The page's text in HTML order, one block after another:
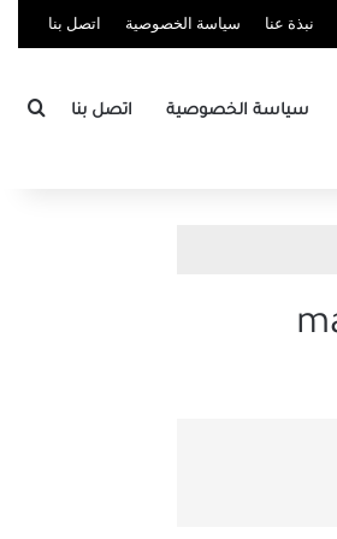
نبذة عنا سياسة الخصوصية اتصل بنا
سياسة الخصوصية اتصل بنا